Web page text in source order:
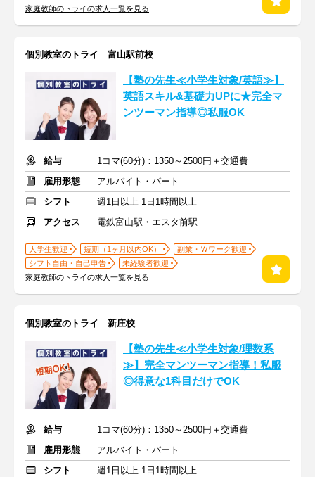
家庭教師のトライの求人一覧を見る
個別教室のトライ 富山駅前校
【塾の先生≪小学生対象/英語≫】
英語スキル&基礎力UPに★完全マ
ンツーマン指導◎私服OK
給与
1コマ(60分)：1350～2500円＋交通費
雇用形態
アルバイト・パート
シフト
週1日以上 1日1時間以上
アクセス
電鉄富山駅・エスタ前駅
大学生歓迎 短期（1ヶ月以内OK）
副業・Ｗワーク歓迎
シフト自由・自己申告
未経験者歓迎
家庭教師のトライの求人一覧を見る
個別教室のトライ 新庄校
【塾の先生≪小学生対象/理数系
≫】完全マンツーマン指導！私服
◎得意な1科目だけでOK
給与
1コマ(60分)：1350～2500円＋交通費
雇用形態
アルバイト・パート
シフト
週1日以上 1日1時間以上